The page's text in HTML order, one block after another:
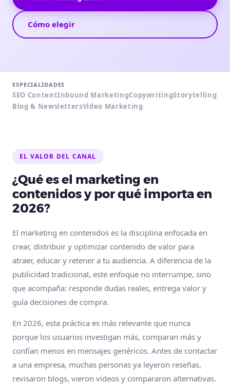
Cómo elegir
ESPECIALIDADES
SEO ContentInbound MarketingCopywritingStorytelling
Blog & NewslettersVideo Marketing
EL VALOR DEL CANAL
¿Qué es el marketing en
contenidos y por qué importa en
2026?
El marketing en contenidos es la disciplina enfocada en
crear, distribuir y optimizar contenido de valor para
atraer, educar y retener a tu audiencia. A diferencia de la
publicidad tradicional, este enfoque no interrumpe, sino
que acompaña: responde dudas reales, entrega valor y
guía decisiones de compra.
En 2026, esta práctica es más relevante que nunca
porque los usuarios investigan más, comparan más y
confían menos en mensajes genéricos. Antes de contactar
a una empresa, muchas personas ya leyeron reseñas,
revisaron blogs, vieron videos y compararon alternativas.